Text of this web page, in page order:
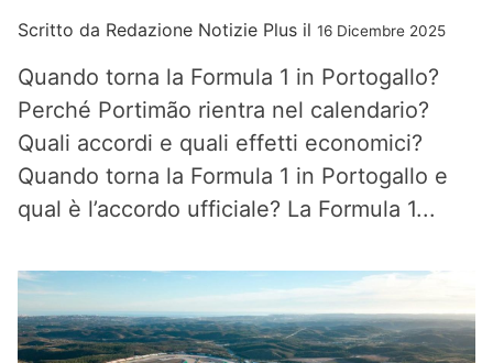
Scritto da Redazione Notizie Plus il 16 Dicembre 2025
Quando torna la Formula 1 in Portogallo?
Perché Portimão rientra nel calendario?
Quali accordi e quali effetti economici?
Quando torna la Formula 1 in Portogallo e
qual è l’accordo ufficiale? La Formula 1...